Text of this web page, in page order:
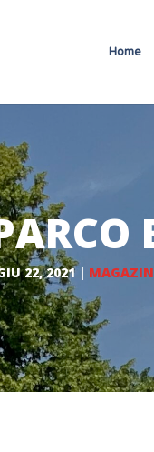
Home
22, 2021|